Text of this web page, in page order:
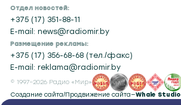
Отдел новостей:
+375 (17) 351-88-11
E-mail: news@radiomir.by
Размещение рекламы:
+375 (17) 356-68-68 (тел./факс)
E-mail: reklama@radiomir.by
© 1997–2026 Радио «Мир»
Создание сайта/Продвижение сайта—Whale Studio